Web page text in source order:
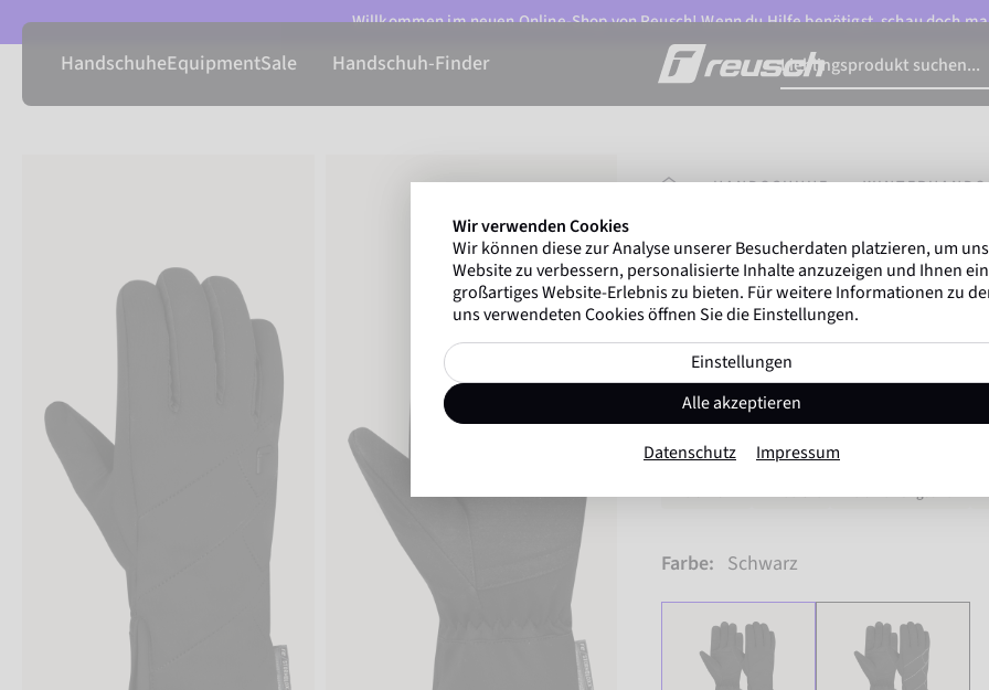
Willkommen im neuen Online-Shop von Reusch! Wenn du Hilfe benötigst, schau doch
HandschuheEquipmentSale Handschuh-Finder
STARTSEITEHANDSCHUHE
Marco Odermatt und mehr als500
Winterathletenweltweit vertrauen auf
Reusch Loredana
Artikel-Nr. 6335198
Farbe: Schwarz
Wir verwenden Cookies
Wir können diese zur Analyse unserer Besucherdaten platzieren, um
Website zu verbessern, personalisierte Inhalte anzuzeigen und Ihnen ein
großartiges Website-Erlebnis zu bieten. Für weitere Informationen zu
uns verwendeten Cookies öffnen Sie die Einstellungen.
Einstellungen
Alle akzeptieren
Datenschutz Impressum